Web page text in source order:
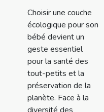
Choisir une couche
écologique pour son
bébé devient un
geste essentiel
pour la santé des
tout-petits et la
préservation de la
planète. Face à la